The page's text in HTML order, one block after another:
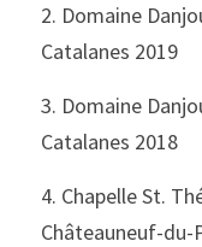
2. Domaine
Catalanes 2019
3. Domaine
Catalanes 2018
4. Chapelle St.
Châteauneuf-du-